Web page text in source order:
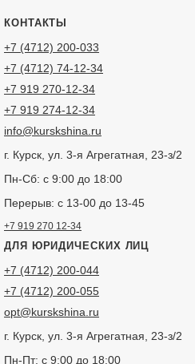
Недостатки
Я даю согласие на
ОПУБЛИКОВАТЬ
Нажатием на кнопку «Опубликовать» я
КОНТАКТЫ
+7 (4712) 200-033
+7 (4712) 74-12-34
+7 919 270-12-34
+7 919 274-12-34
info@kurskshina.ru
г. Курск, ул. 3-я Агрегатная, 23-з/2
Пн-Сб: с 9:00 до 18:00
Перерыв: с 13-00 до 13-45
+7 919 270 12-34
ДЛЯ ЮРИДИЧЕСКИХ ЛИЦ
+7 (4712) 200-044
+7 (4712) 200-055
opt@kurskshina.ru
г. Курск, ул. 3-я Агрегатная, 23-з/2
Пн-Пт: с 9:00 до 18:00